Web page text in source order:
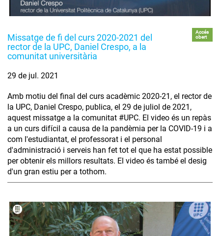
Missatge de fi del curs 2020-2021 del
rector de la UPC, Daniel Crespo, a la
comunitat universitària
Accés
obert
29 de jul. 2021
Amb motiu del final del curs acadèmic 2020-21, el rector de
la UPC, Daniel Crespo, publica, el 29 de juliol de 2021,
aquest missatge a la comunitat #UPC. El video és un repàs
a un curs difícil a causa de la pandèmia per la COVID-19 i a
com l'estudiantat, el professorat i el personal
d'administració i serveis han fet tot el que ha estat possible
per obtenir els millors resultats. El video és també el desig
d'un gran estiu per a tothom.